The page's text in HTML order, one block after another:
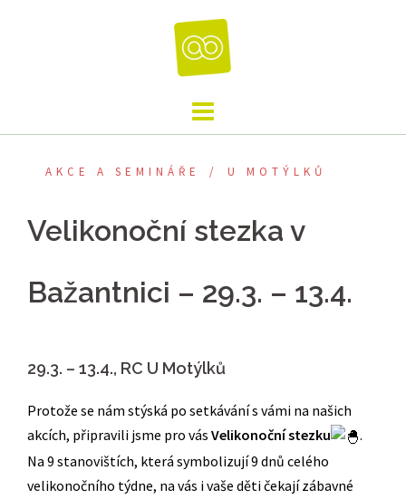
AKCE A SEMINÁŘE U MOTÝLKŮ
Velikonoční stezka v
Bažantnici – 29.3. – 13.4.
29.3. – 13.4., RC U Motýlků
Protože se nám stýská po setkávání s vámi na našich
akcích, připravili jsme pro vás Velikonoční stezku
.
Na 9 stanovištích, která symbolizují 9 dnů celého
velikonočního týdne, na vás i vaše děti čekají zábavné